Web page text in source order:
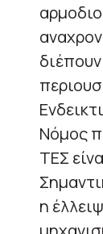
Νόμος
ΤΕΣ
η